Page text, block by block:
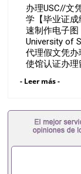
知书、学历
办理USC//文
学【毕业证
速制作电子
University of
代理假文凭
使馆认证办
位证书办理美
业证+成绩单
知书，雅思
及亲朋好友
校、转学，
材料，随时
- Leer más -